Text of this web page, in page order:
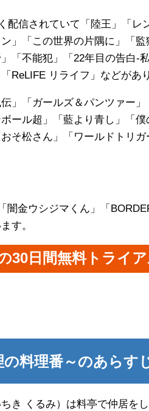
配信されていて「陸王」「レ
」「この世界の片隅に」「
「不能犯」「22年目の告白-
ReLIFE リライフ」などがあ
」「ガールズ＆パンツァー
ール超」「藍より青し」「僕
そ松さん」「ワールドトリ
金ウシジマくん」「
す。
30日間無料トライ
料理番～のあらす
き くるみ）は料亭で仲居をし